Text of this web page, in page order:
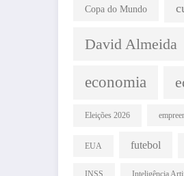
Copa do Mundo
David Almeida
economia
Eleições 2026
EUA futebol
INSS Inteligência